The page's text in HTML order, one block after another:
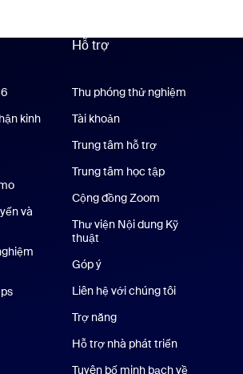
kinh
vụ và Mức giá
Yêu cầu demo
và
Trải nghiệm Zoom
Zoom for Startups
Hỗ trợ
Hỗ trợ
Thu phóng thử nghiệm
Tài khoản
Trung tâm hỗ trợ
Trung tâm học tập
Cộng đồng Zoom
Thư viện Nội dung Kỹ
thuật
Góp ý
Liên hệ với chúng tôi
Trợ năng
Hỗ trợ nhà phát triển
Tuyên bố minh bạch về